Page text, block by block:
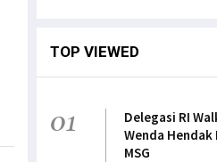
TOP VIEWED
01
Delegasi RI
Wenda
MSG